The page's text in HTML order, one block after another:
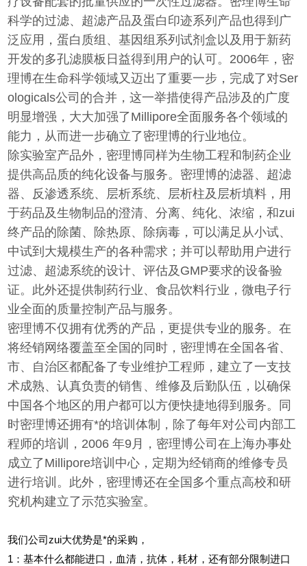
科学的过滤、超滤产品及蛋白印迹系列产品也得到广
泛应用，蛋白质组、基因组系列试剂盒以及用于新药
开发的多孔滤膜板日益得到用户的认可。2006年，密
理博在生命科学领域又迈出了重要一步，完成了对Ser
ologicals公司的合并，这一举措使得产品涉及的广度
明显增强，大大加强了Millipore全面服务各个领域的
能力，从而进一步确立了密理博的行业地位。
除实验室产品外，密理博同样为生物工程和制药企业
提供高品质的纯化设备与服务。密理博的滤器、超滤
器、反渗透系统、层析系统、层析柱及层析填料，用
于药品及生物制品的澄清、分离、纯化、浓缩，和zui
终产品的除菌、除热原、除病毒，可以满足从小试、
中试到大规模生产的各种需求；并可以帮助用户进行
过滤、超滤系统的设计、评估及GMP要求的设备验
证。此外还提供制药行业、食品饮料行业，微电子行
业全面的质量控制产品与服务。
密理博不仅拥有优秀的产品，更提供专业的服务。在
将经销网络覆盖至全国的同时，密理博在全国各省、
市、自治区都配备了专业维护工程师，建立了一支技
术成熟、认真负责的销售、维修及后勤队伍，以确保
中国各个地区的用户都可以方便快捷地得到服务。同
时密理博还拥有*的培训体制，除了每年对公司内部工
程师的培训，2006 年9月，密理博公司在上海办事处
成立了Millipore培训中心，定期为经销商的维修专员
进行培训。此外，密理博还在全国多个重点高校和研
究机构建立了示范实验室。
我们公司zui大优势是*的采购，
1 ：基本什么都能进口，血清，抗体，耗材，还有部分限制进口